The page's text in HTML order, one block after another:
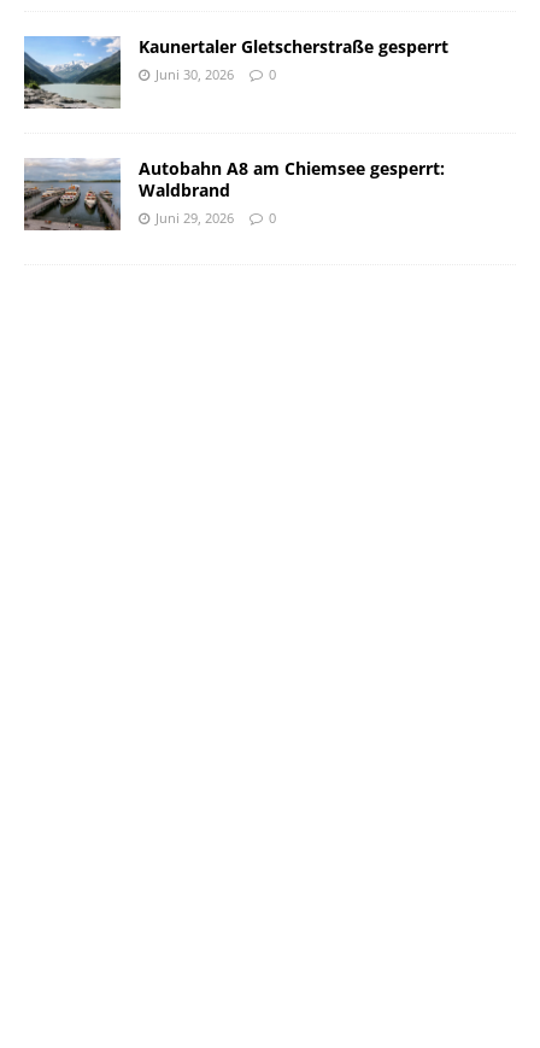
Kaunertaler Gletscherstraße gesperrt
Juni 30, 2026 0
Autobahn A8 am Chiemsee gesperrt:
Waldbrand
Juni 29, 2026 0